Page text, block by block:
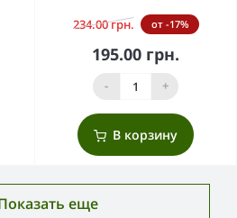
234.00 грн. от -17%
195.00 грн.
- +
В корзину
еще